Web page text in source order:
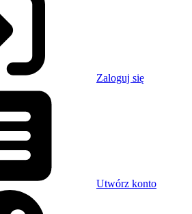
Zaloguj się
Utwórz konto